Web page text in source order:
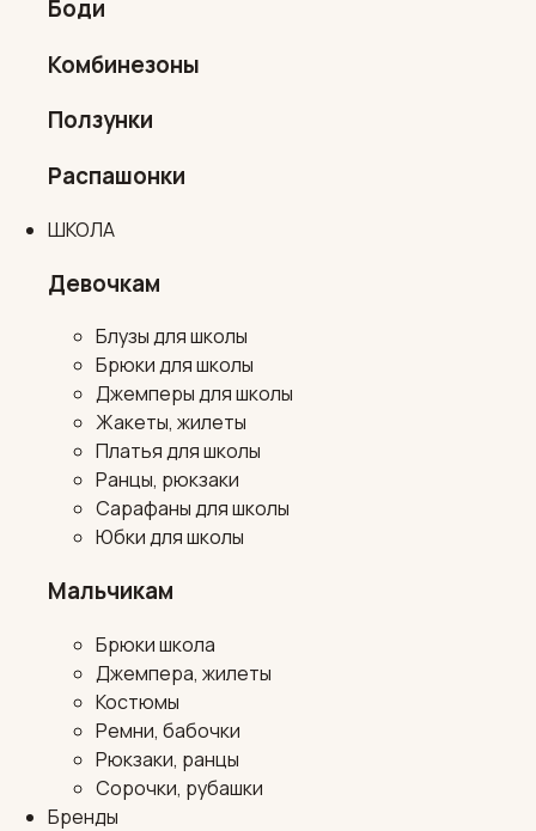
Боди
Комбинезоны
Ползунки
Распашонки
ШКОЛА
Девочкам
Блузы для школы
Брюки для школы
Джемперы для школы
Жакеты, жилеты
Платья для школы
Ранцы, рюкзаки
Сарафаны для школы
Юбки для школы
Мальчикам
Брюки школа
Джемпера, жилеты
Костюмы
Ремни, бабочки
Рюкзаки, ранцы
Сорочки, рубашки
Бренды